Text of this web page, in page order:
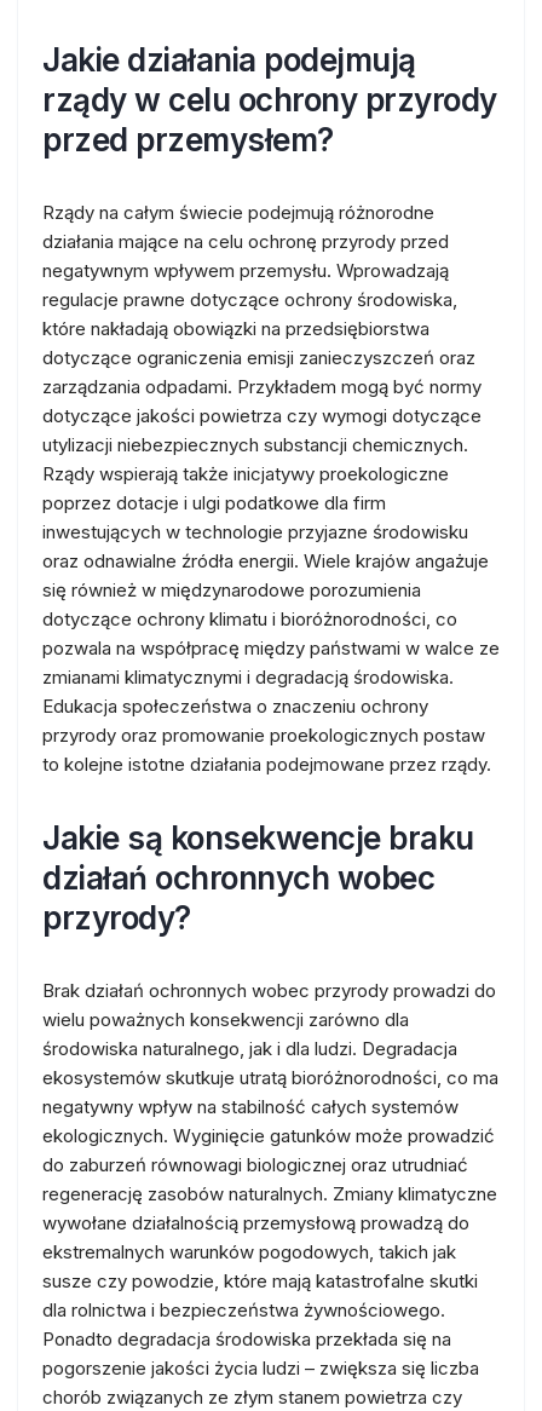
Jakie działania podejmują
rządy w celu ochrony przyrody
przed przemysłem?
Rządy na całym świecie podejmują różnorodne
działania mające na celu ochronę przyrody przed
negatywnym wpływem przemysłu. Wprowadzają
regulacje prawne dotyczące ochrony środowiska,
które nakładają obowiązki na przedsiębiorstwa
dotyczące ograniczenia emisji zanieczyszczeń oraz
zarządzania odpadami. Przykładem mogą być normy
dotyczące jakości powietrza czy wymogi dotyczące
utylizacji niebezpiecznych substancji chemicznych.
Rządy wspierają także inicjatywy proekologiczne
poprzez dotacje i ulgi podatkowe dla firm
inwestujących w technologie przyjazne środowisku
oraz odnawialne źródła energii. Wiele krajów angażuje
się również w międzynarodowe porozumienia
dotyczące ochrony klimatu i bioróżnorodności, co
pozwala na współpracę między państwami w walce ze
zmianami klimatycznymi i degradacją środowiska.
Edukacja społeczeństwa o znaczeniu ochrony
przyrody oraz promowanie proekologicznych postaw
to kolejne istotne działania podejmowane przez rządy.
Jakie są konsekwencje braku
działań ochronnych wobec
przyrody?
Brak działań ochronnych wobec przyrody prowadzi do
wielu poważnych konsekwencji zarówno dla
środowiska naturalnego, jak i dla ludzi. Degradacja
ekosystemów skutkuje utratą bioróżnorodności, co ma
negatywny wpływ na stabilność całych systemów
ekologicznych. Wyginięcie gatunków może prowadzić
do zaburzeń równowagi biologicznej oraz utrudniać
regenerację zasobów naturalnych. Zmiany klimatyczne
wywołane działalnością przemysłową prowadzą do
ekstremalnych warunków pogodowych, takich jak
susze czy powodzie, które mają katastrofalne skutki
dla rolnictwa i bezpieczeństwa żywnościowego.
Ponadto degradacja środowiska przekłada się na
pogorszenie jakości życia ludzi – zwiększa się liczba
chorób związanych ze złym stanem powietrza czy